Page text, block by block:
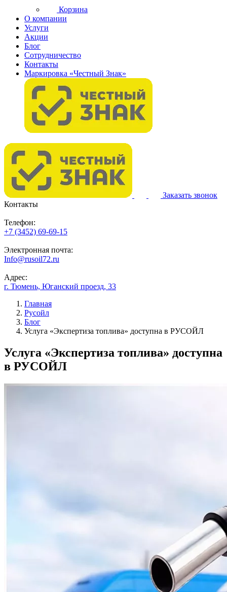
Корзина
О компании
Услуги
Акции
Блог
Сотрудничество
Контакты
Маркировка «Честный Знак»
Заказать звонок
Контакты
Телефон:
+7 (3452) 69-69-15
Электронная почта:
Info@rusoil72.ru
Адрес:
г. Тюмень, Юганский проезд, 33
Главная
Русойл
Блог
Услуга «Экспертиза топлива» доступна в РУСОЙЛ
Услуга «Экспертиза топлива» доступна
в РУСОЙЛ